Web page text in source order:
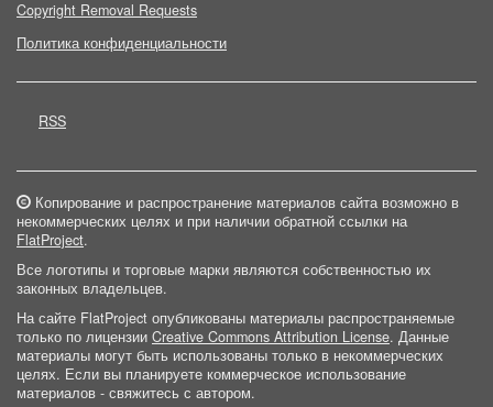
Copyright Removal Requests
Политика конфиденциальности
RSS
Копирование и распространение материалов сайта возможно в
некоммерческих целях и при наличии обратной ссылки на
FlatProject.
Все логотипы и торговые марки являются собственностью их
законных владельцев.
На сайте FlatProject опубликованы материалы распространяемые
только по лицензии Creative Commons Attribution License. Данные
материалы могут быть использованы только в некоммерческих
целях. Если вы планируете коммерческое использование
материалов - свяжитесь с автором.